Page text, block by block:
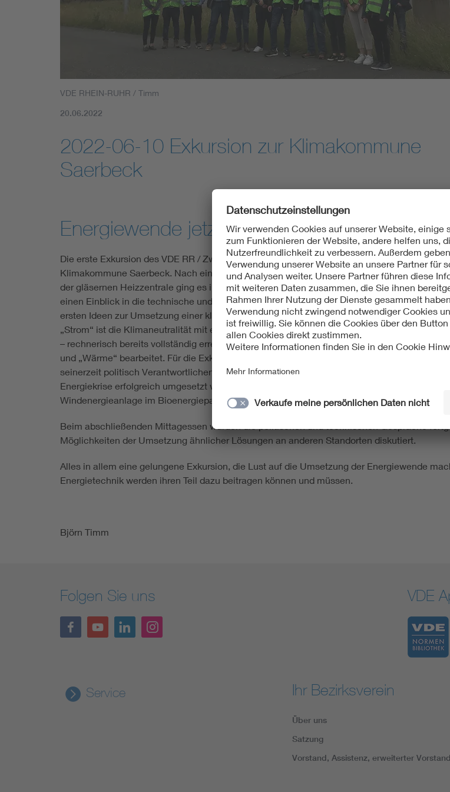
Energy storage
Functional safety
VDE RHEIN-RUHR / Timm
20.06.2022
2022-06-10 Exkursion zur Klimakommune
Saerbeck
Energiewende jetzt!
Die erste Exkursion des VDE RR / Zweigstelle Münster seit langem führte 12 Interessierte in
Klimakommune Saerbeck. Nach einem einführenden Vortrag des Projektleiters Guido
der gläsernen Heizzentrale ging es in den Bioenergiepark, wo Dieter RUHE aus der
einen Einblick in die technische und kommerzielle Realisierung des Energiewendeprojekts
ersten Ideen zur Umsetzung einer klimaneutralen Gemeinde bis 2030 gab es bereits 2008.
„Strom“ ist die Klimaneutralität mit einer installierten Gesamtleistung von 46 MW – Sonne,
– rechnerisch bereits vollständig erreicht. Aktuell werden weitere Projekte in den Sektoren
und „Wärme“ bearbeitet. Für die Exkursionsteilnehmer war zu sehen, wie ein visionärer
seinerzeit politisch Verantwortlichen „vom Reden zum Machen“ schon lange vor der
Energiekrise erfolgreich umgesetzt wurde. Höhepunkt war sicher die Begehung einer
Windenergieanlage im Bioenergiepark.
Beim abschließenden Mittagessen wurden die politischen und technischen Gespräche
Möglichkeiten der Umsetzung ähnlicher Lösungen an anderen Standorten diskutiert.
Alles in allem eine gelungene Exkursion, die Lust auf die Umsetzung der Energiewende
Energietechnik werden ihren Teil dazu beitragen können und müssen.
Björn Timm
Folgen Sie uns VDE
Service Ihr Bezirksverein
Über uns
Satzung
Vorstand, Assistenz, erweiterter Vorstand